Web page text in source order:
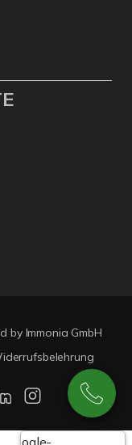
by Immonia GmbH
Google-